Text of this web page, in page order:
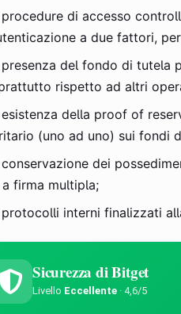
procedure di accesso
a due fattori,
presenza del fondo di tutela
rispetto ad altri
esistenza della proof of
(uno ad uno) sui fondi
conservazione dei
firma multipla;
protocolli interni finalizzati
Sicurezza di Bitget
Livello Eccellente · 4,6/5